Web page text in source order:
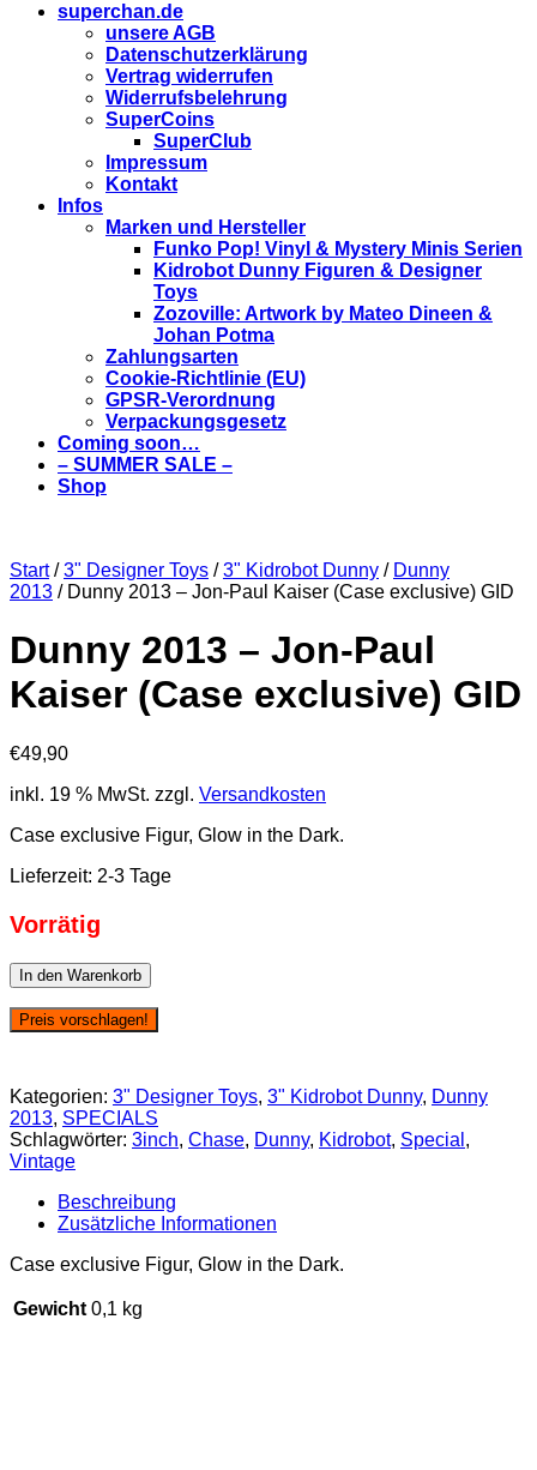
superchan.de
unsere AGB
Datenschutzerklärung
Vertrag widerrufen
Widerrufsbelehrung
SuperCoins
SuperClub
Impressum
Kontakt
Infos
Marken und Hersteller
Funko Pop! Vinyl & Mystery Minis Serien
Kidrobot Dunny Figuren & Designer
Toys
Zozoville: Artwork by Mateo Dineen &
Johan Potma
Zahlungsarten
Cookie-Richtlinie (EU)
GPSR-Verordnung
Verpackungsgesetz
Coming soon…
– SUMMER SALE –
Shop
Start/3" Designer Toys /3" Kidrobot Dunny / Dunny
2013 / Dunny 2013 – Jon-Paul Kaiser (Case exclusive) GID
Dunny 2013 – Jon-Paul
Kaiser (Case exclusive) GID
€49,90
inkl. 19 % MwSt. zzgl. Versandkosten
Case exclusive Figur, Glow in the Dark.
Lieferzeit: 2-3 Tage
Vorrätig
Dunny
2013
-
Jon-
(Case
exclusive)
GID
Menge
In den Warenkorb
Preis vorschlagen!
Kategorien: 3" Designer Toys, 3" Kidrobot Dunny, Dunny
2013, SPECIALS
Schlagwörter: 3inch, Chase, Dunny, Kidrobot, Special ,
Vintage
Beschreibung
Zusätzliche Informationen
Case exclusive Figur, Glow in the Dark.
Gewicht 0,1 kg